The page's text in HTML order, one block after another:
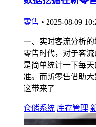
零售 • 2025-08-09
一、实时客流分析
零售时代，对于客
是简单统计一下每
准。而新零售借助大
这带来了
仓储系统 库存管理